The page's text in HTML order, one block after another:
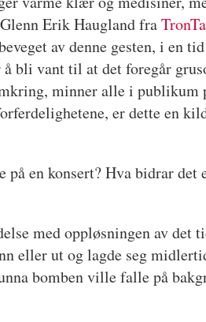
Erik Haugland fra
av denne gesten, i en
bli vant til at det foregår
minner alle i publikum
er dette en
på en konsert? Hva bidrar
med oppløsningen av det
eller ut og lagde seg
bomben ville falle på